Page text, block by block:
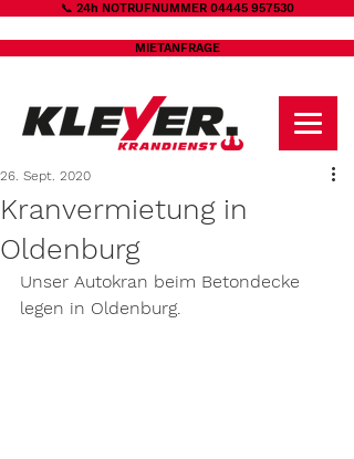
📞 24h NOTRUFNUMMER 04445 957530
MIETANFRAGE
Kranvermietung in
Oldenburg
26. Sept. 2020
Unser Autokran beim Betondecke
legen in Oldenburg.